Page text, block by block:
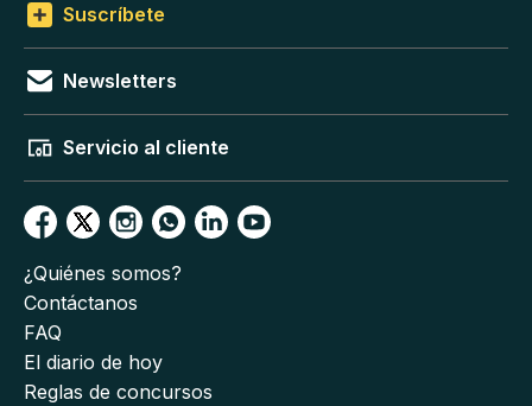
Suscríbete
Newsletters
Servicio al cliente
¿Quiénes somos?
Contáctanos
FAQ
El diario de hoy
Reglas de concursos